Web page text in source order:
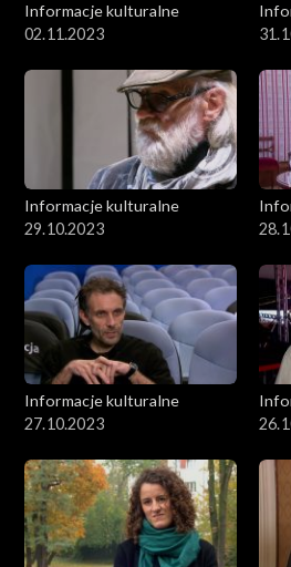
Informacje kulturalne
02.11.2023
Informacje kulturalne
29.10.2023
Informacje kulturalne
27.10.2023